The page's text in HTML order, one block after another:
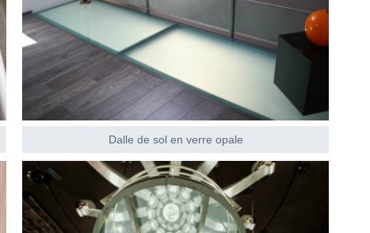
Dalle de sol en verre opale